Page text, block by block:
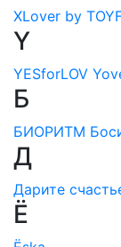
XLover by
Y
YESforLOV
Б
БИОРИТМ
Д
Дарите
Ё